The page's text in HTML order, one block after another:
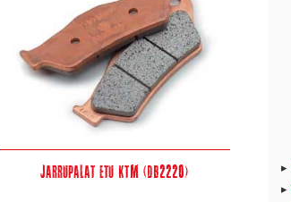
Jarrupalat etu KTM (DB2220)